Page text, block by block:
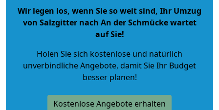
Wir legen los, wenn Sie so weit sind, Ihr Umzug
von Salzgitter nach An der Schmücke wartet
auf Sie!
Holen Sie sich kostenlose und natürlich
unverbindliche Angebote, damit Sie Ihr Budget
besser planen!
Kostenlose Angebote erhalten